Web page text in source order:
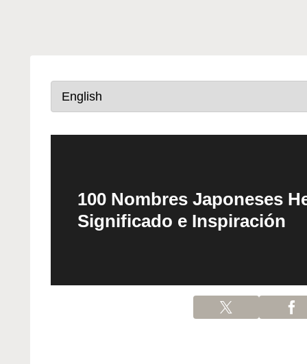
100 Nombres Japoneses
Significado e Inspiración